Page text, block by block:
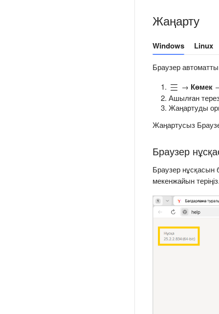
Жаңарту
Windows Linux
Браузер
→ Көмек
Ашылған
Жаңартуды
Жаңартусыз
Браузер
Браузер нұсқасын
мекенжайын